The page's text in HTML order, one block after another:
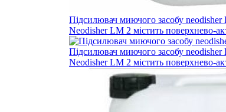
Підсилювач миючого засобу
Neodisher LM 2 містить поверхнево-
Підсилювач миючого засобу
Neodisher LM 2 містить поверхнево-